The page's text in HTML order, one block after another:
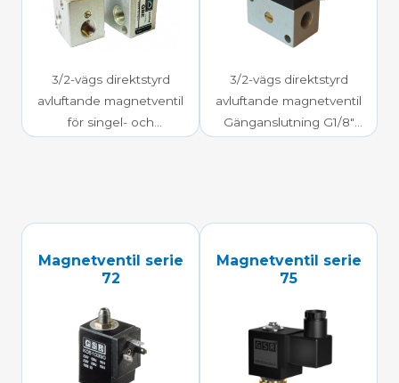
3/2-vägs direktstyrd
avluftande magnetventil
för singel- och
3/2-vägs direktstyrd
avluftande magnetventil
Gänganslutning G1/8″
Magnetventil serie
72
Magnetventil serie
75